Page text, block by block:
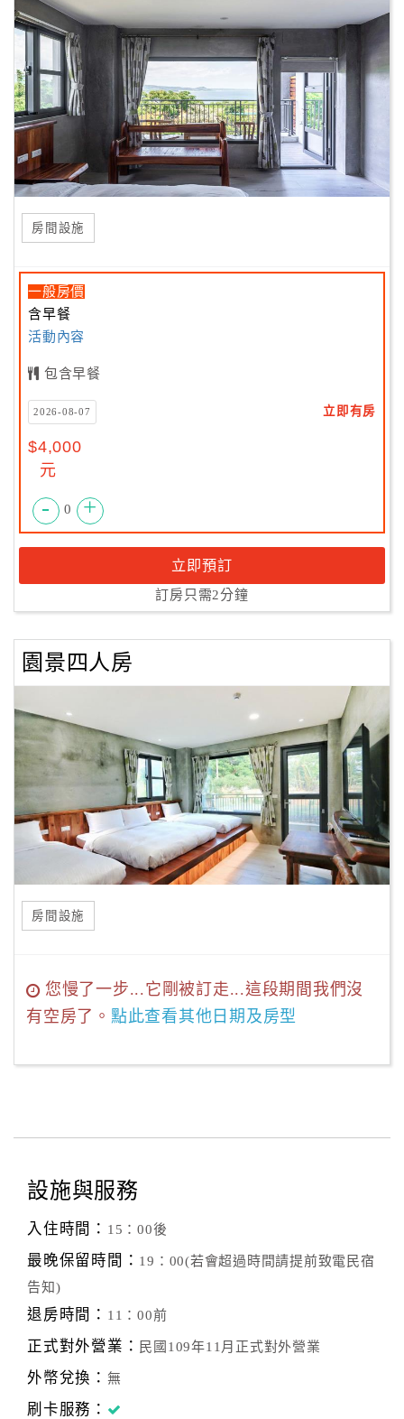
房間設施
一般房價
含早餐
活動內容
包含早餐
2026-08-07 立即有房
$4,000
元
- 0 +
立即預訂
訂房只需2分鐘
園景四人房
房間設施
您慢了一步...它剛被訂走...這段期間我們沒
有空房了。 點此查看其他日期及房型
設施與服務
入住時間： 15：00後
最晚保留時間： 19：00(若會超過時間請提前致電民宿
告知)
退房時間： 11：00前
正式對外營業： 民國109年11月正式對外營業
外幣兌換： 無
刷卡服務：